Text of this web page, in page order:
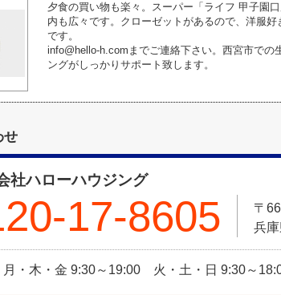
夕食の買い物も楽々。スーパー「ライフ 甲子園
内も広々です。クローゼットがあるので、洋服
です。
info@hello-h.comまでご連絡下さい。西宮市で
ングがしっかりサポート致します。
せ
社ハローハウジング
17-8605
〒
兵
月・木・金 9:30～19:00 火・土・日 9:30～